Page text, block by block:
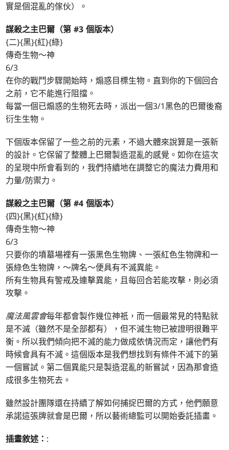
實是個混亂的傢伙）。
謀殺之主巴爾（第 #3 個版本）
{二}{黑}{紅}{綠}
傳奇生物～神
6/3
在你的戰鬥步驟開始時，煽惑目標生物。直到你的下個回合
之前，它不能進行阻擋。
每當一個已煽惑的生物死去時，派出一個3/1黑色的巴爾後裔
衍生生物。
下個版本保留了一些之前的元素，不過大體來說算是一張新
的設計。它保留了整體上巴爾製造混亂的感覺。如你在這次
的呈現中所會看到的，我們持續地在調整它的魔法力費用和
力量/防禦力。
謀殺之主巴爾（第 #4 個版本）
{四}{黑}{紅}{綠}
傳奇生物～神
6/3
只要你的墳墓場裡有一張黑色生物牌、一張紅色生物牌和一
張綠色生物牌，～牌名～便具有不滅異能。
所有生物具有警戒及連擊異能，且每回合若能攻擊，則必須
攻擊。
魔法風雲會每年都會製作幾位神祇，而一個最常見的特點就
是不滅（雖然不是全部都有），但不滅生物已被證明很難平
衡。所以我們傾向把不滅的能力做成依情況而定，讓他們有
時候會具有不滅。這個版本是我們想找到有條件不滅下的第
一個嘗試。第二個異能只是製造混亂的新嘗試，因為那會造
成很多生物死去。
雖然設計團隊還在持續了解如何捕捉巴爾的方式，他們願意
承諾這張牌就會是巴爾，所以藝術總監可以開始委託插畫。
插畫敘述： :